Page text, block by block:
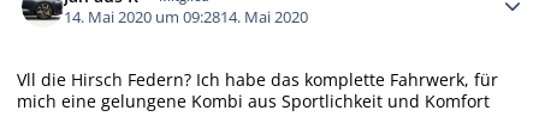
14. Mai 2020 um 09:2814. Mai 2020
Vll die Hirsch Federn? Ich habe das komplette Fahrwerk, für
mich eine gelungene Kombi aus Sportlichkeit und Komfort